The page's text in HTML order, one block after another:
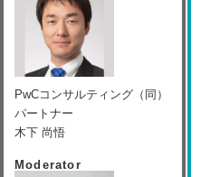
PwCコンサルティング（同）
パートナー
木下 尚悟
Moderator